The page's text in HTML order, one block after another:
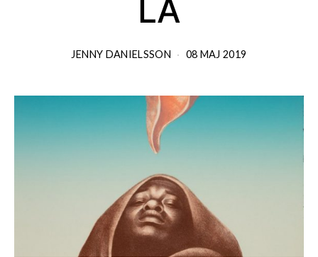
LA
JENNY DANIELSSON 08 MAJ 2019